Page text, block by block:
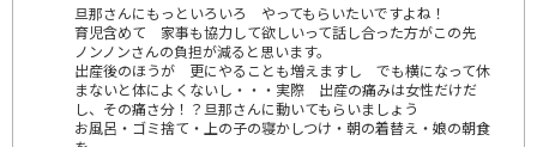
旦那さんにもっといろいろ やってもらいたいですよね！
育児含めて 家事も協力して欲しいって話し合った方がこの先
ノンノンさんの負担が減ると思います。
出産後のほうが 更にやることも増えますし でも横になって休
まないと体によくないし・・・実際 出産の痛みは女性だけだ
し、その痛さ分！？旦那さんに動いてもらいましょう
お風呂・ゴミ捨て・上の子の寝かしつけ・朝の着替え・娘の朝食